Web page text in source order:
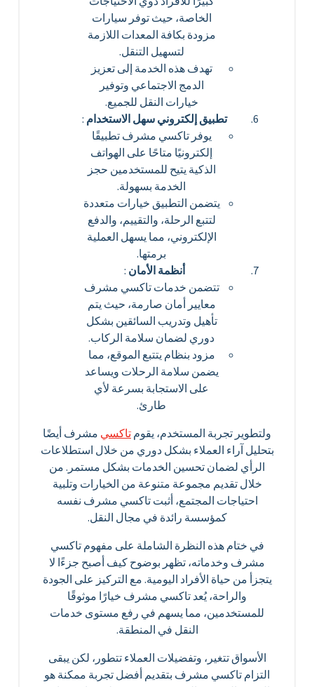
الخاصة، حيث توفر سيارات
مزودة بكافة المعدات اللازمة
لتسهيل التنقل.
تهدف هذه الخدمة إلى تعزيز
الدمج الاجتماعي وتوفير
خيارات النقل للجميع.
تطبيق إلكتروني سهل الاستخدام:
يوفر تاكسي مشرف تطبيقًا
إلكترونيًا متاحًا على الهواتف
الذكية يتيح للمستخدمين حجز
الخدمة بسهولة.
يتضمن التطبيق خيارات متعددة
لتتبع الرحلة، والتقييم، والدفع
الإلكتروني، مما يسهل العملية
برمتها.
أنظمة الأمان:
تتضمن خدمات تاكسي مشرف
معايير أمان صارمة، حيث يتم
تأهيل وتدريب السائقين بشكل
دوري لضمان سلامة الركاب.
مزود بنظام يتتبع الموقع، مما
يضمن سلامة الرحلات ويساعد
على الاستجابة بسرعة لأي
طارئ.
ولتطوير تجربة المستخدم، يقومتاكسي مشرف أيضًا
بتحليل آراء العملاء بشكل دوري من خلال استطلاعات
الرأي لضمان تحسين الخدمات بشكل مستمر. من
خلال تقديم مجموعة متنوعة من الخيارات وتلبية
احتياجات المجتمع، أثبت تاكسي مشرف نفسه
كمؤسسة رائدة في مجال النقل.
في ختام هذه النظرة الشاملة على مفهوم تاكسي
مشرف وخدماته، تظهر بوضوح كيف أصبح جزءًا لا
يتجزأ من حياة الأفراد اليومية. مع التركيز على الجودة
والراحة، يُعد تاكسي مشرف خيارًا موثوقًا
للمستخدمين، مما يسهم في رفع مستوى خدمات
النقل في المنطقة.
الأسواق تتغير، وتفضيلات العملاء تتطور، لكن يبقى
التزام تاكسي مشرف بتقديم أفضل تجربة ممكنة هو